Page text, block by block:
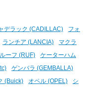
デラック (CADILLAC)
フォ
ランチア (LANCIA)
マクラ
ルーフ (RUF)
ケーターハム
ゲンバラ (GEMBALLA)
(Buick) オペル (OPEL)
シ